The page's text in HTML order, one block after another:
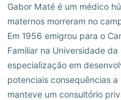
Gabor Maté é um médico
maternos morreram no
Em 1956 emigrou para o
Familiar na Universidade
especialização em
potenciais consequências
manteve um consultório